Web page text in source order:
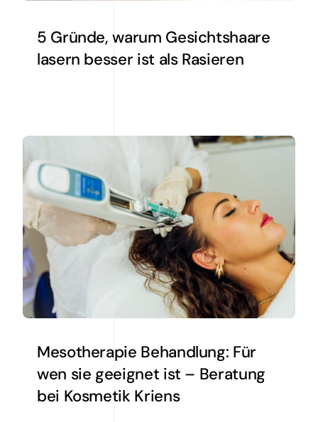
5 Gründe, warum Gesichtshaare
lasern besser ist als Rasieren
Mesotherapie Behandlung: Für
wen sie geeignet ist – Beratung
bei Kosmetik Kriens